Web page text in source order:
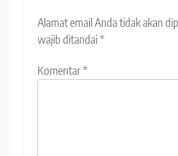
Alamat email Anda tidak akan
wajib ditandai*
Komentar*